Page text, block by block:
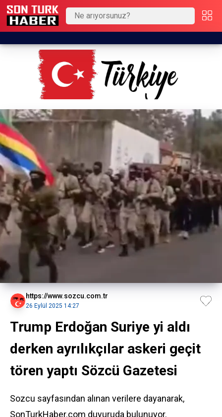
https://www.sozcu.com.tr
26 Eylül 2025 14:27
Trump Erdoğan Suriye yi aldı
derken ayrılıkçılar askeri geçit
tören yaptı Sözcü Gazetesi
Sozcu sayfasından alınan verilere dayanarak,
SonTurkHaber.com duyuruda bulunuyor.